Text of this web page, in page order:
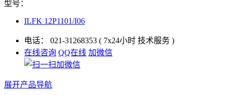
型号：
ILFK 12P1101/I06
电话： 021-31268353 ( 7x24小时 技术服务 )
在线咨询 QQ在线 加微信
展开产品导航